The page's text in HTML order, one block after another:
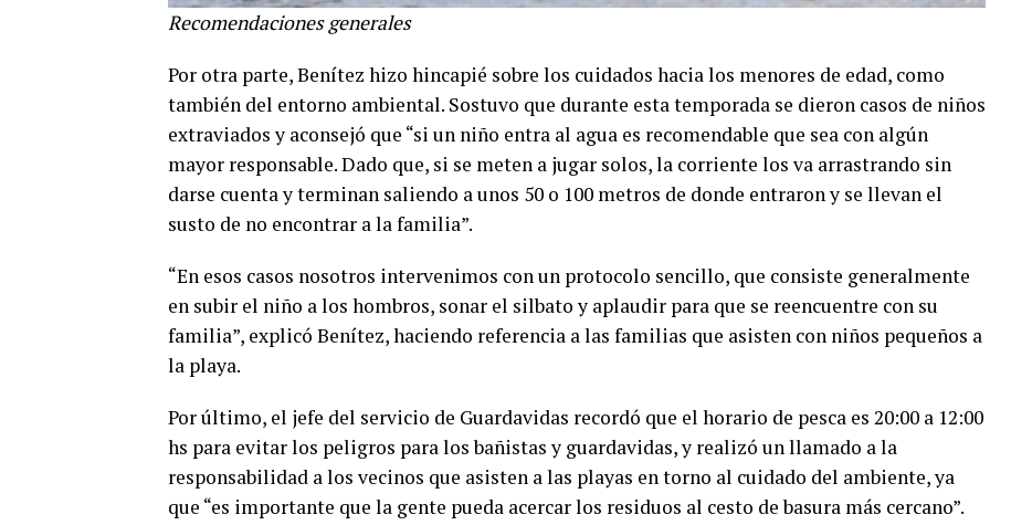
Recomendaciones generales
Por otra parte, Benítez hizo hincapié sobre los cuidados hacia los menores de edad, como
también del entorno ambiental. Sostuvo que durante esta temporada se dieron casos de niños
extraviados y aconsejó que “si un niño entra al agua es recomendable que sea con algún
mayor responsable. Dado que, si se meten a jugar solos, la corriente los va arrastrando sin
darse cuenta y terminan saliendo a unos 50 o 100 metros de donde entraron y se llevan el
susto de no encontrar a la familia”.
“En esos casos nosotros intervenimos con un protocolo sencillo, que consiste generalmente
en subir el niño a los hombros, sonar el silbato y aplaudir para que se reencuentre con su
familia”, explicó Benítez, haciendo referencia a las familias que asisten con niños pequeños a
la playa.
Por último, el jefe del servicio de Guardavidas recordó que el horario de pesca es 20:00 a 12:00
hs para evitar los peligros para los bañistas y guardavidas, y realizó un llamado a la
responsabilidad a los vecinos que asisten a las playas en torno al cuidado del ambiente, ya
que “es importante que la gente pueda acercar los residuos al cesto de basura más cercano”.